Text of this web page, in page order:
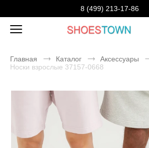
8 (499) 213-17-86
Главная Каталог Аксессуары
Носки взрослые 37157-0668